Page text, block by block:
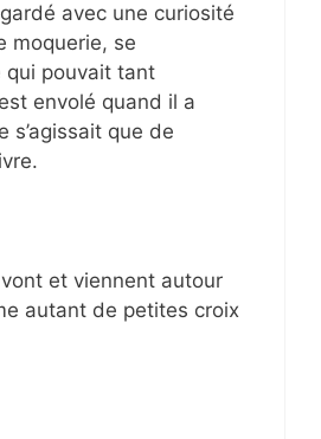
avec une curiosité
moquerie, se
qui pouvait tant
envolé quand il a
s’agissait que de
et viennent autour
autant de petites croix